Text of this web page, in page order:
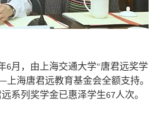
6月，由上海交通大学“唐君远奖学
海唐君远教育基金会全额支持。
系列奖学金已惠泽学生67人次。